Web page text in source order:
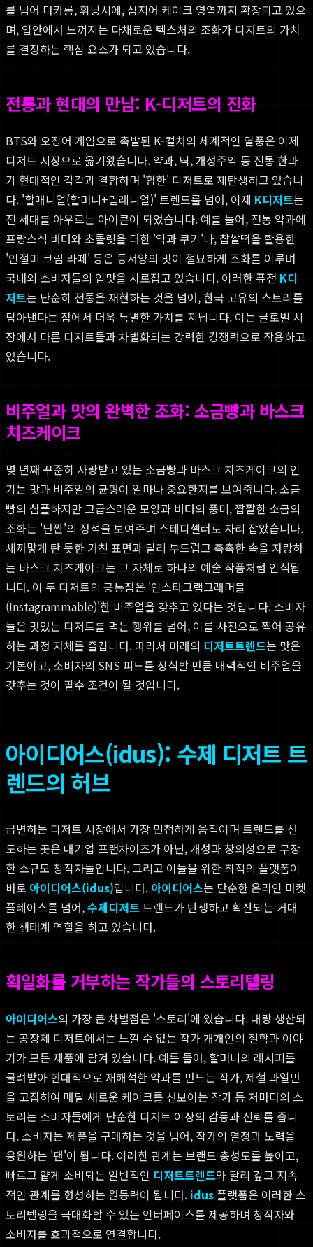
를 넘어 마카롱, 휘낭시에, 심지어 케이크 영역까지 확장되고 있으
며, 입안에서 느껴지는 다채로운 텍스처의 조화가 디저트의 가치
를 결정하는 핵심 요소가 되고 있습니다.
전통과 현대의 만남: K-디저트의 진화
BTS와 오징어 게임으로 촉발된 K-컬처의 세계적인 열풍은 이제
디저트 시장으로 옮겨왔습니다. 약과, 떡, 개성주악 등 전통 한과
가 현대적인 감각과 결합하며 '힙한' 디저트로 재탄생하고 있습니
다. '할매니얼(할머니+밀레니얼)' 트렌드를 넘어, 이제 K디저트는
전 세대를 아우르는 아이콘이 되었습니다. 예를 들어, 전통 약과에
프랑스식 버터와 초콜릿을 더한 '약과 쿠키'나, 찹쌀떡을 활용한
'인절미 크림 라떼' 등은 동서양의 맛이 절묘하게 조화를 이루며
국내외 소비자들의 입맛을 사로잡고 있습니다. 이러한 퓨전 K디
저트는 단순히 전통을 재현하는 것을 넘어, 한국 고유의 스토리를
담아낸다는 점에서 더욱 특별한 가치를 지닙니다. 이는 글로벌 시
장에서 다른 디저트들과 차별화되는 강력한 경쟁력으로 작용하고
있습니다.
비주얼과 맛의 완벽한 조화: 소금빵과 바스크
치즈케이크
몇 년째 꾸준히 사랑받고 있는 소금빵과 바스크 치즈케이크의 인
기는 맛과 비주얼의 균형이 얼마나 중요한지를 보여줍니다. 소금
빵의 심플하지만 고급스러운 모양과 버터의 풍미, 짭짤한 소금의
조화는 '단짠'의 정석을 보여주며 스테디셀러로 자리 잡았습니다.
새까맣게 탄 듯한 거친 표면과 달리 부드럽고 촉촉한 속을 자랑하
는 바스크 치즈케이크는 그 자체로 하나의 예술 작품처럼 인식됩
니다. 이 두 디저트의 공통점은 '인스타그램그래머블
(Instagrammable)'한 비주얼을 갖추고 있다는 것입니다. 소비자
들은 맛있는 디저트를 먹는 행위를 넘어, 이를 사진으로 찍어 공유
하는 과정 자체를 즐깁니다. 따라서 미래의 디저트트렌드는 맛은
기본이고, 소비자의 SNS 피드를 장식할 만큼 매력적인 비주얼을
갖추는 것이 필수 조건이 될 것입니다.
아이디어스(idus): 수제 디저트 트
렌드의 허브
급변하는 디저트 시장에서 가장 민첩하게 움직이며 트렌드를 선
도하는 곳은 대기업 프랜차이즈가 아닌, 개성과 창의성으로 무장
한 소규모 창작자들입니다. 그리고 이들을 위한 최적의 플랫폼이
바로 아이디어스(idus)입니다. 아이디어스는 단순한 온라인 마켓
플레이스를 넘어,수제디저트 트렌드가 탄생하고 확산되는 거대
한 생태계 역할을 하고 있습니다.
획일화를 거부하는 작가들의 스토리텔링
아이디어스의 가장 큰 차별점은 '스토리'에 있습니다. 대량 생산되
는 공장제 디저트에서는 느낄 수 없는 작가 개개인의 철학과 이야
기가 모든 제품에 담겨 있습니다. 예를 들어, 할머니의 레시피를
물려받아 현대적으로 재해석한 약과를 만드는 작가, 제철 과일만
을 고집하여 매달 새로운 케이크를 선보이는 작가 등 저마다의 스
토리는 소비자들에게 단순한 디저트 이상의 감동과 신뢰를 줍니
다. 소비자는 제품을 구매하는 것을 넘어, 작가의 열정과 노력을
응원하는 '팬'이 됩니다. 이러한 관계는 브랜드 충성도를 높이고,
빠르고 얕게 소비되는 일반적인 디저트트렌드와 달리 깊고 지속
적인 관계를 형성하는 원동력이 됩니다. idus 플랫폼은 이러한 스
토리텔링을 극대화할 수 있는 인터페이스를 제공하며 창작자와
소비자를 효과적으로 연결합니다.